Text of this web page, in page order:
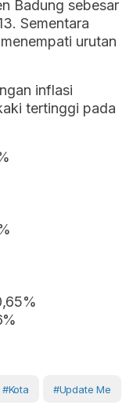
Badung sebesar
Sementara
urutan
inflasi
tertinggi pada
#Kota #Update Me